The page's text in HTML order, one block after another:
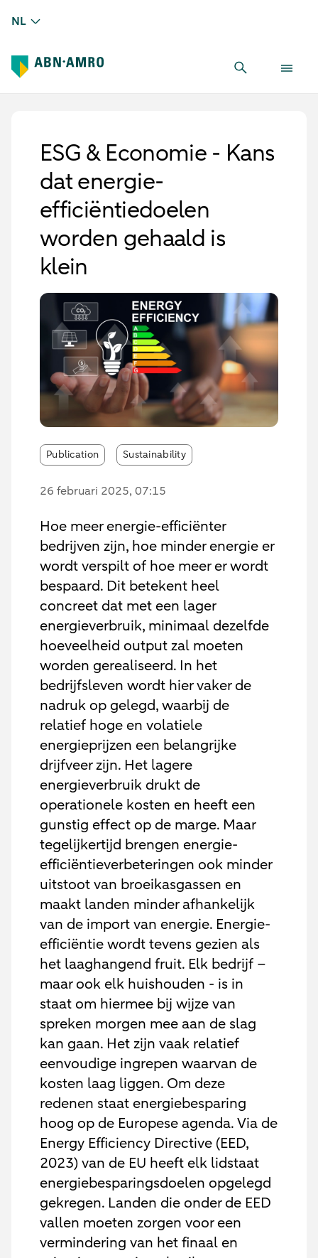
NL
ESG & Economie - Kans
dat energie-
efficiëntiedoelen
worden gehaald is
klein
Publication Sustainability
26 februari 2025, 07:15
Hoe meer energie-efficiënter
bedrijven zijn, hoe minder energie er
wordt verspilt of hoe meer er wordt
bespaard. Dit betekent heel
concreet dat met een lager
energieverbruik, minimaal dezelfde
hoeveelheid output zal moeten
worden gerealiseerd. In het
bedrijfsleven wordt hier vaker de
nadruk op gelegd, waarbij de
relatief hoge en volatiele
energieprijzen een belangrijke
drijfveer zijn. Het lagere
energieverbruik drukt de
operationele kosten en heeft een
gunstig effect op de marge. Maar
tegelijkertijd brengen energie-
efficiëntieverbeteringen ook minder
uitstoot van broeikasgassen en
maakt landen minder afhankelijk
van de import van energie. Energie-
efficiëntie wordt tevens gezien als
het laaghangend fruit. Elk bedrijf –
maar ook elk huishouden - is in
staat om hiermee bij wijze van
spreken morgen mee aan de slag
kan gaan. Het zijn vaak relatief
eenvoudige ingrepen waarvan de
kosten laag liggen. Om deze
redenen staat energiebesparing
hoog op de Europese agenda. Via de
Energy Efficiency Directive (EED,
2023) van de EU heeft elk lidstaat
energiebesparingsdoelen opgelegd
gekregen. Landen die onder de EED
vallen moeten zorgen voor een
vermindering van het finaal en